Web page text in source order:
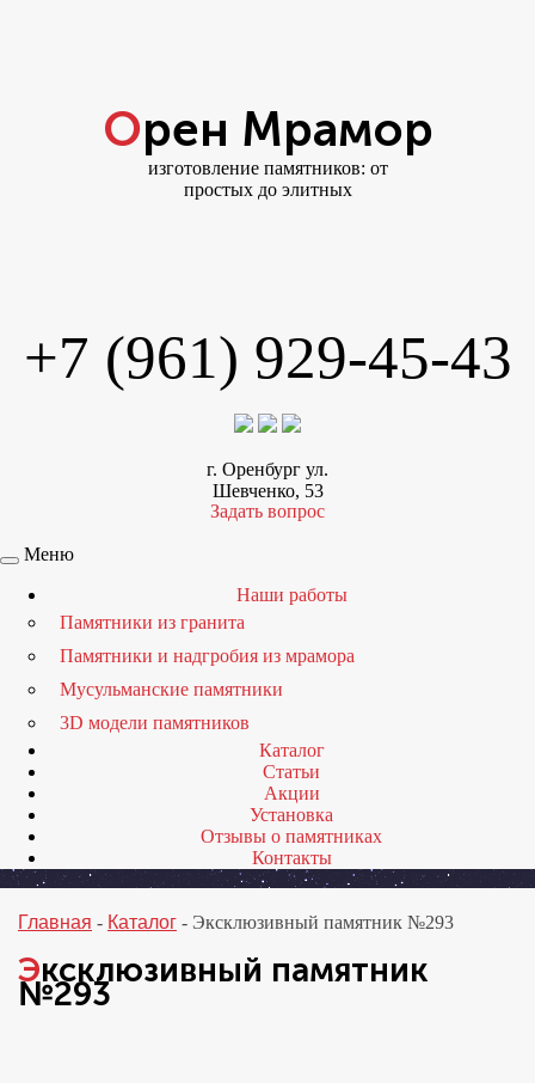
Орен Мрамор
изготовление памятников: от
простых до элитных
+7 (961) 929-45-43
г. Оренбург ул.
Шевченко, 53
Задать вопрос
Меню
Наши работы
Памятники из гранита
Памятники и надгробия из мрамора
Мусульманские памятники
3D модели памятников
Каталог
Статьи
Акции
Установка
Отзывы о памятниках
Контакты
Главная - Каталог - Эксклюзивный памятник №293
Эксклюзивный памятник
№293